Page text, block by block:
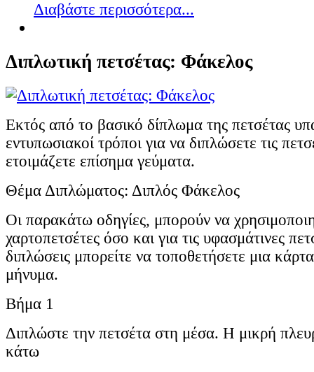
Διαβάστε περισσότερα...
Διπλωτική πετσέτας: Φάκελος
Εκτός από το βασικό δίπλωμα της πετσέτας
εντυπωσιακοί τρόποι για να διπλώσετε τις
ετοιμάζετε επίσημα γεύματα.
Θέμα Διπλώματος: Διπλός Φάκελος
Οι παρακάτω οδηγίες, μπορούν να
χαρτοπετσέτες όσο και για τις υφασμάτινες
διπλώσεις μπορείτε να τοποθετήσετε μια
μήνυμα.
Βήμα 1
Διπλώστε την πετσέτα στη μέσα. Η μικρή
κάτω